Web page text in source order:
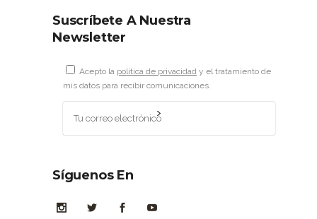
Suscríbete A Nuestra
Newsletter
Acepto la política de privacidad y el tratamiento de
mis datos para recibir comunicaciones.
Síguenos En